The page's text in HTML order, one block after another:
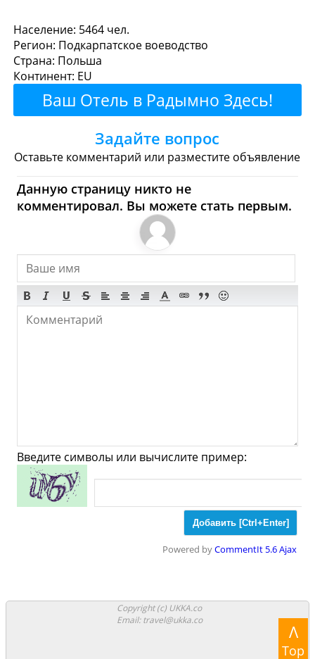
Радымно - Где поесть или
перекусить?
Рестораны Кафе Бары
Пиво
Булочные
Супермаркеты
Торговые Центры
Радымно - Где купить?
Магазины, Шоппинг
Продукты
Булочные
Супермаркеты
Торговые Центры
Мода
сходить?
Музеи
Мечети
Храмы
Ночные клубы
Казино
Боулинг
Население: 5464 чел.
Регион: Подкарпатское воеводство
Страна: Польша
Континент: EU
Ваш Отель в Радымно Здесь!
Задайте вопрос
Оставьте комментарий или разместите объявление
Данную страницу никто не
комментировал. Вы можете стать первым.
Введите символы или вычислите пример:
Powered byCommentIt 5.6 Ajax
Copyright (c) UKKA.co
Email: travel@ukka.co
Λ
Top